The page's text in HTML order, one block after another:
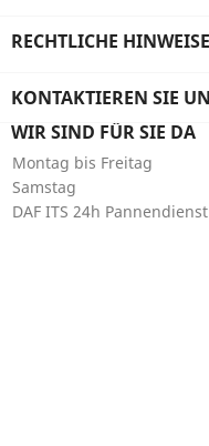
RECHTLICHE HINWEISE
KONTAKTIEREN SIE
WIR SIND FÜR SIE DA
Montag bis Freitag
Samstag
DAF ITS 24h